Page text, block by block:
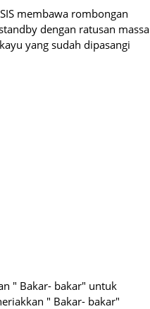
membawa rombongan
dengan ratusan massa
yang sudah dipasangi
" Bakar- bakar" untuk
" Bakar- bakar"